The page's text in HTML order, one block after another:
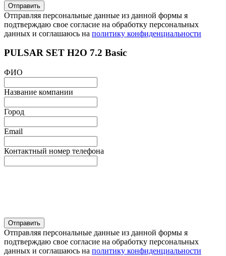
Отправляя персональные данные из данной формы я
подтверждаю свое согласие на обработку персональных
данных и соглашаюсь на политику конфиденциальности
PULSAR SET H2O 7.2 Basic
ФИО
Название компании
Город
Email
Контактный номер телефона
Отправляя персональные данные из данной формы я
подтверждаю свое согласие на обработку персональных
данных и соглашаюсь на политику конфиденциальности